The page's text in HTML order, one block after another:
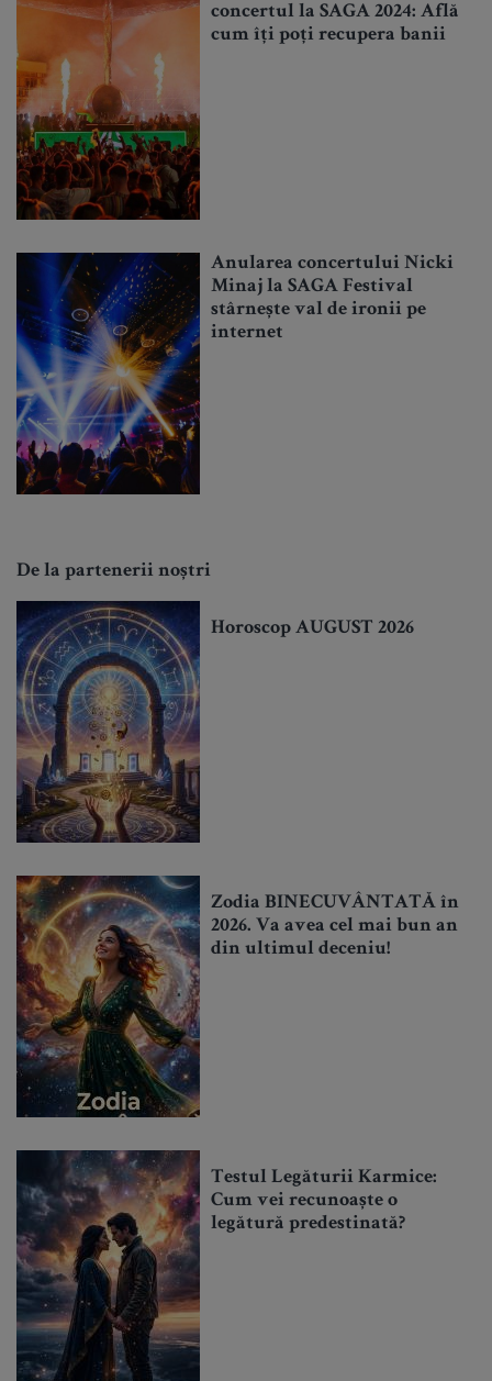
concertul la SAGA 2024: Află
cum îți poți recupera banii
Anularea concertului Nicki
Minaj la SAGA Festival
stârnește val de ironii pe
internet
De la partenerii noștri
Horoscop AUGUST 2026
Zodia BINECUVÂNTATĂ în
2026. Va avea cel mai bun an
din ultimul deceniu!
Testul Legăturii Karmice:
Cum vei recunoaște o
legătură predestinată?